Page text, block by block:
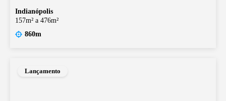
Indianópolis
157m² a 476m²
860m
Lançamento